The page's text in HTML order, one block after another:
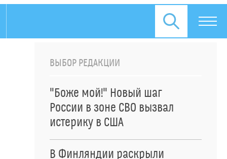
ВЫБОР РЕДАКЦИИ
"Боже мой!" Новый шаг
России в зоне СВО вызвал
истерику в США
В Финляндии раскрыли